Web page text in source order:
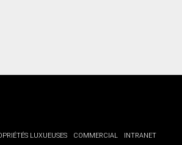
LUXUEUSES COMMERCIAL
INTRANET